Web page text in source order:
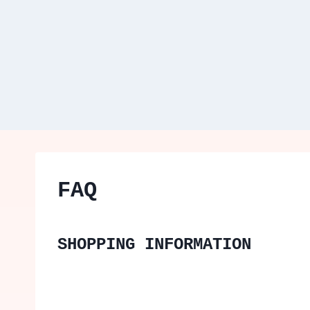
FAQ
SHOPPING INFORMATION